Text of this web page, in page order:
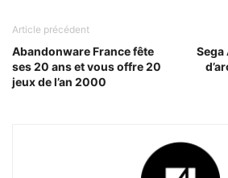
Article précédent
Abandonware France fête
ses 20 ans et vous offre 20
jeux de l’an 2000
Sega